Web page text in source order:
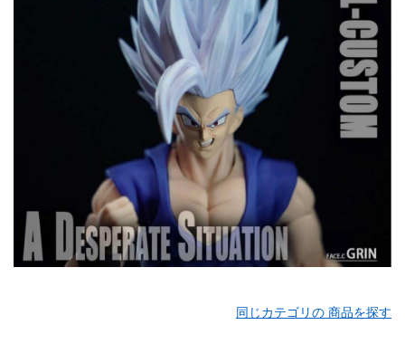
同じカテゴリの 商品を探す